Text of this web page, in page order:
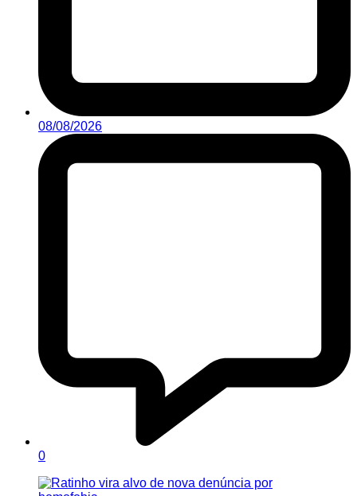
08/08/2026
0